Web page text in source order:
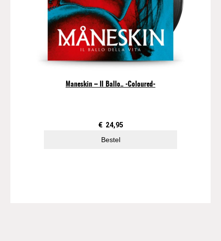
Maneskin – Il Ballo.. -Coloured-
€ 24,95
Bestel